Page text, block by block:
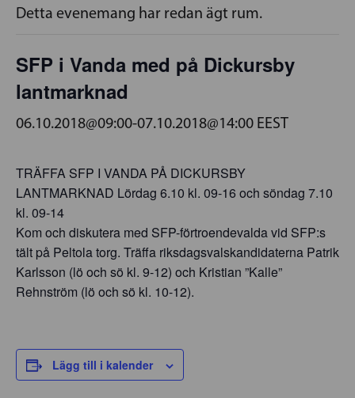
Detta evenemang har redan ägt rum.
SFP i Vanda med på Dickursby
lantmarknad
06.10.2018@09:00-07.10.2018@14:00 EEST
TRÄFFA SFP I VANDA PÅ DICKURSBY
LANTMARKNAD Lördag 6.10 kl. 09-16 och söndag 7.10
kl. 09-14
Kom och diskutera med SFP-förtroendevalda vid SFP:s
tält på Peltola torg. Träffa riksdagsvalskandidaterna Patrik
Karlsson (lö och sö kl. 9-12) och Kristian ”Kalle”
Rehnström (lö och sö kl. 10-12).
Lägg till i kalender